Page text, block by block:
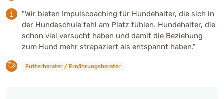
"Wir bieten Impulscoaching für Hundehalter, die sich in
der Hundeschule fehl am Platz fühlen. Hundehalter, die
schon viel versucht haben und damit die Beziehung
zum Hund mehr strapaziert als entspannt haben."
Futterberater / Ernährungsberater